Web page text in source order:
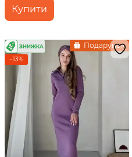
Купити
Подарунок
−13%